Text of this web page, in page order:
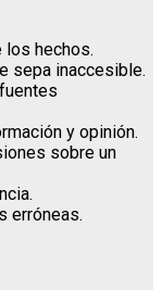
los hechos.
sepa inaccesible.
y opinión.
sobre un
erróneas.